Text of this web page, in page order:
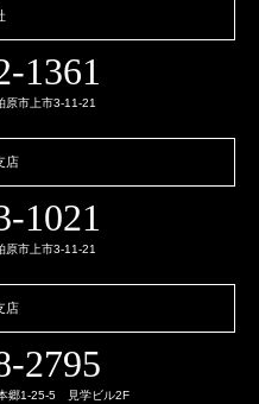
1361
原市上市3-11-21
店
1021
原市上市3-11-21
店
2795
郷1-25-5 見学ビル2F